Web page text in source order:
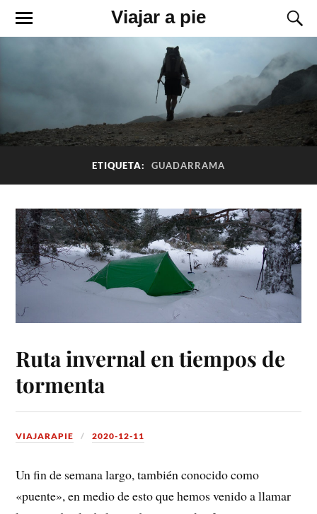
Viajar a pie
ETIQUETA: GUADARRAMA
Ruta invernal en tiempos de
tormenta
VIAJARAPIE 2020-12-11
Un fin de semana largo, también conocido como
«puente», en medio de esto que hemos venido a llamar